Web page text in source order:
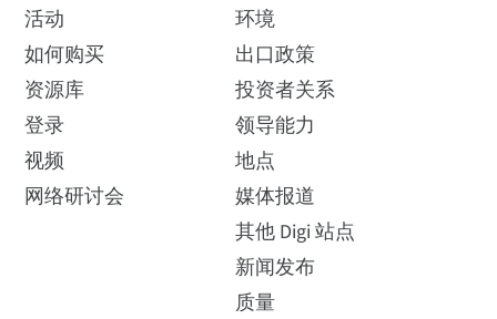
活动
如何购买
资源库
登录
视频
网络研讨会
环境
出口政策
投资者关系
领导能力
地点
媒体报道
其他 Digi 站点
新闻发布
质量